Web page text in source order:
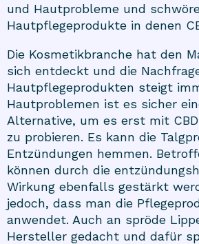
und Hautprobleme und
Hautpflegeprodukte in denen
Die Kosmetikbranche hat den
sich entdeckt und die
Hautpflegeprodukten steigt
Hautproblemen ist es sicher
Alternative, um es erst mit
zu probieren. Es kann die
Entzündungen hemmen.
können durch die
Wirkung ebenfalls gestärkt
jedoch, dass man die
anwendet. Auch an spröde
Hersteller gedacht und dafür